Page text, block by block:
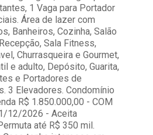
1 Vaga para Portador
Área de lazer com
Banheiros, Cozinha, Salão
Sala Fitness,
Churrasqueira e Gourmet,
e adulto, Depósito, Guarita,
e Portadores de
3 Elevadores. Condomínio
R$ 1.850.000,00 - COM
12/2026 - Aceita
até R$ 350 mil.